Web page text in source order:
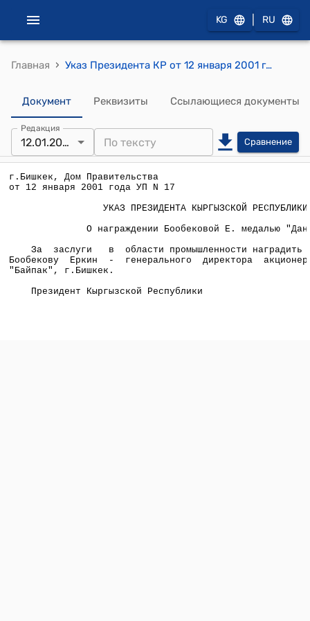
KG RU
Главная › Указ Президента КР от 12 января 2001 года УП №17 "О награждении Бообековой Е. медалью "Данк"
Документ Реквизиты Ссылающиеся документы
Редакция
12.01.2000 Сравнение